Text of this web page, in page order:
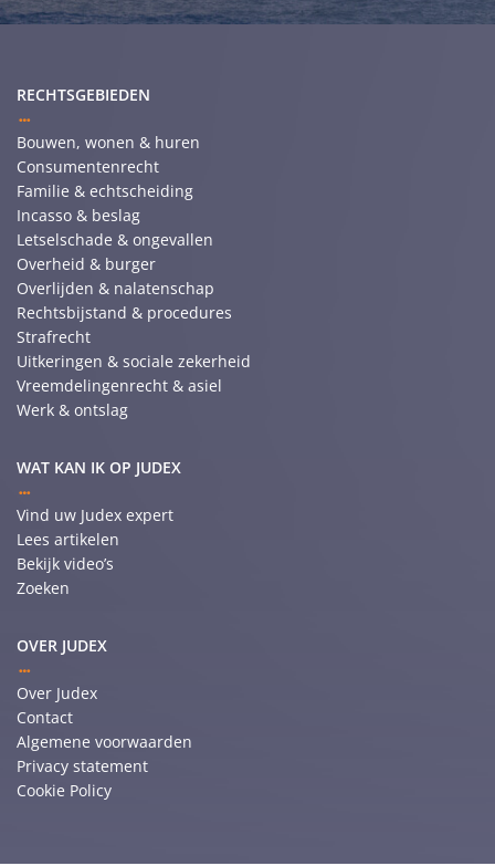
RECHTSGEBIEDEN
Bouwen, wonen & huren
Consumentenrecht
Familie & echtscheiding
Incasso & beslag
Letselschade & ongevallen
Overheid & burger
Overlijden & nalatenschap
Rechtsbijstand & procedures
Strafrecht
Uitkeringen & sociale zekerheid
Vreemdelingenrecht & asiel
Werk & ontslag
WAT KAN IK OP JUDEX
Vind uw Judex expert
Lees artikelen
Bekijk video’s
Zoeken
OVER JUDEX
Over Judex
Contact
Algemene voorwaarden
Privacy statement
Cookie Policy